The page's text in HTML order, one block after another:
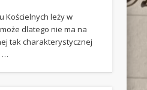
Kościelnych leży w
dlatego nie ma na
tak charakterystycznej
…